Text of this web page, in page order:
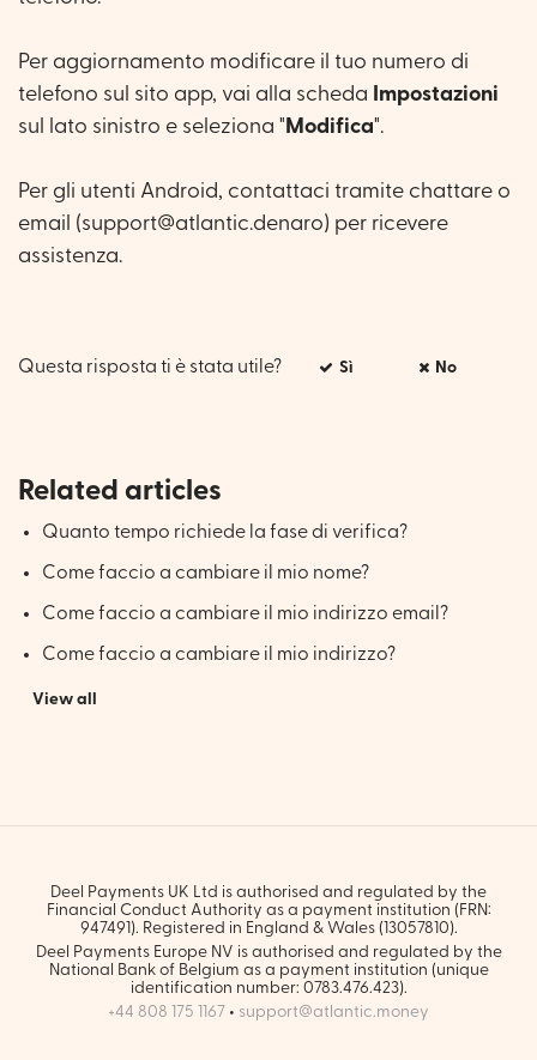
Per aggiornamento modificare il tuo numero di
telefono sul sito app, vai alla scheda
Impostazioni
sul lato sinistro e seleziona " Modifica".
Per gli utenti Android, contattaci tramite chattare o
email (support@atlantic.denaro) per ricevere
assistenza.
Questa risposta ti è stata utile? Sì No
Related articles
Quanto tempo richiede la fase di verifica?
Come faccio a cambiare il mio nome?
Come faccio a cambiare il mio indirizzo email?
Come faccio a cambiare il mio indirizzo?
View all
Deel Payments UK Ltd is authorised and regulated by the
Financial Conduct Authority as a payment institution (FRN:
947491). Registered in England & Wales (13057810).
Deel Payments Europe NV is authorised and regulated by the
National Bank of Belgium as a payment institution (unique
identification number: 0783.476.423).
+44 808 175 1167 • support@atlantic.money